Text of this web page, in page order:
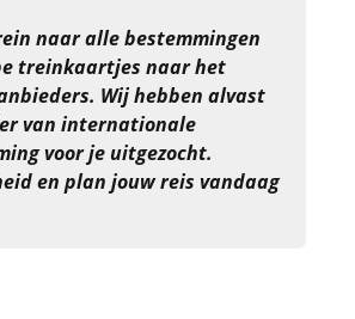
naar alle bestemmingen
treinkaartjes naar het
Wij hebben alvast
van internationale
voor je uitgezocht.
en plan jouw reis vandaag